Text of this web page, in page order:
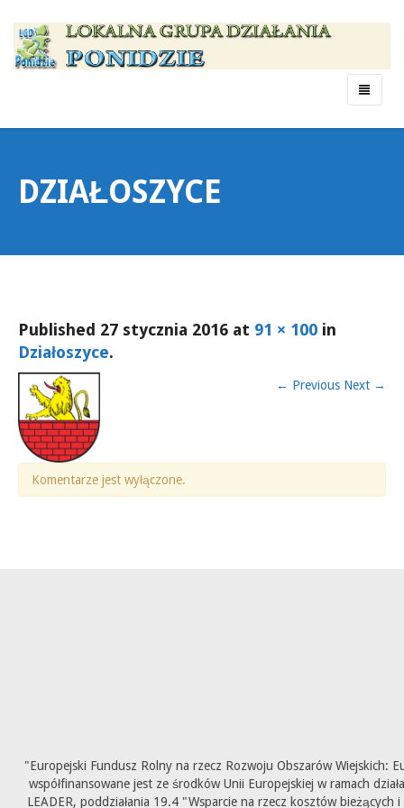
Menu
DZIAŁOSZYCE
Published 27 stycznia 2016 at 91 × 100 in
Działoszyce.
← Previous Next →
Komentarze jest wyłączone.
"Europejski Fundusz Rolny na rzecz Rozwoju Obszarów Wiejskich:
współfinansowane jest ze środków Unii Europejskiej w ramach
LEADER, poddziałania 19.4 "Wsparcie na rzecz kosztów